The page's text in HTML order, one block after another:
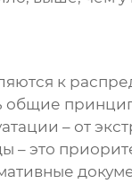
к
общие
– от
это